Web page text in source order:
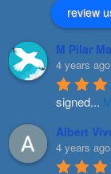
review
M Pilar
4 years ago
signed...
Albert
4 years ago